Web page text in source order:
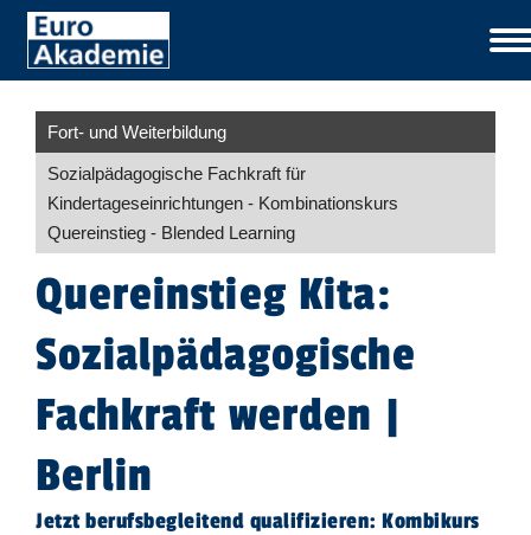
Fort- und Weiterbildung
Sozial­päda­gogische Fachkraft für
Kindertageseinrichtungen - Kombinationskurs
Quereinstieg - Blended Learning
Quereinstieg Kita:
Sozialpädagogische
Fachkraft werden |
Berlin
Jetzt berufsbegleitend qualifizieren: Kombikurs